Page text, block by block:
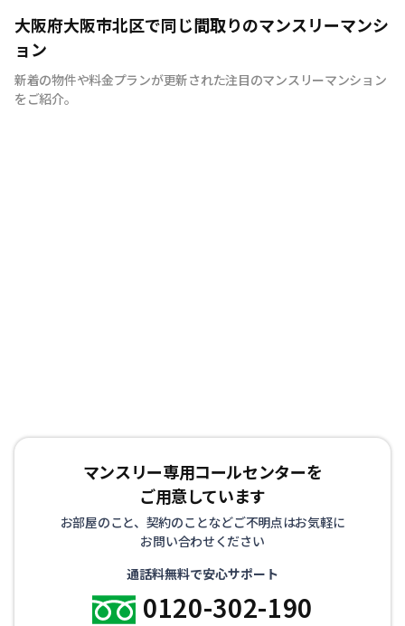
大阪府大阪市北区で同じ間取りのマンスリーマンシ
ョン
新着の物件や料金プランが更新された注目のマンスリーマンション
をご紹介。
マンスリー専用コールセンターを
ご用意しています
お部屋のこと、契約のことなどご不明点はお気軽に
お問い合わせください
通話料無料で安心サポート
0120-302-190